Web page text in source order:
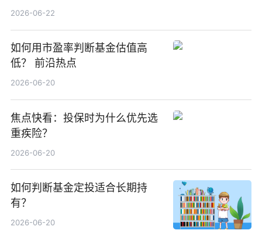
中国增厚利润加速成长 信息
2026-06-22
如何用市盈率判断基金估值高
低？ 前沿热点
2026-06-20
焦点快看：投保时为什么优先选
重疾险？
2026-06-20
如何判断基金定投适合长期持
有？
2026-06-20